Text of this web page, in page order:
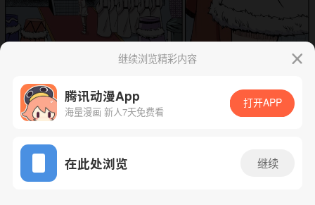
App免费看
下一话 腾漫App免费看
继续浏览精彩内容
腾讯动漫App
海量漫画 新人7天免费看
打开APP
在此处浏览 继续